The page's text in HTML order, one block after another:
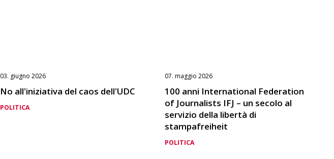
03. giugno 2026
No all'iniziativa del caos dell'UDC
POLITICA
07. maggio 2026
100 anni International Federation
of Journalists IFJ – un secolo al
servizio della libertà di
stampafreiheit
POLITICA